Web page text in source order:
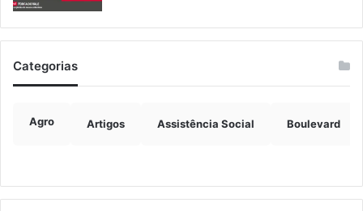
Categorias
Agro Artigos Assistência Social Boulevard